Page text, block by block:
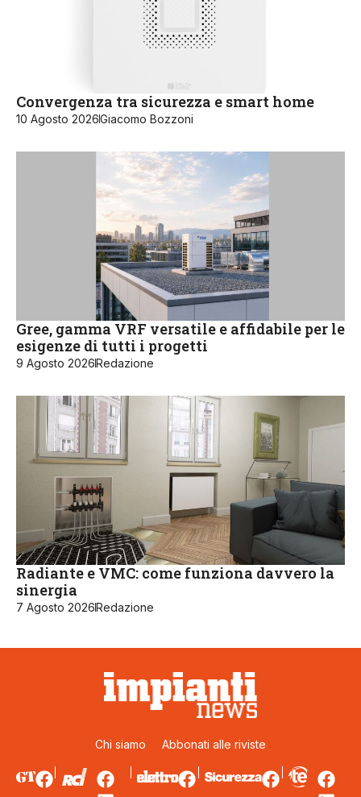
Convergenza tra sicurezza e smart home
10 Agosto 2026Giacomo Bozzoni
Gree, gamma VRF versatile e affidabile per le
esigenze di tutti i progetti
9 Agosto 2026Redazione
Radiante e VMC: come funziona davvero la
sinergia
7 Agosto 2026Redazione
Chi siamo Abbonati alle riviste